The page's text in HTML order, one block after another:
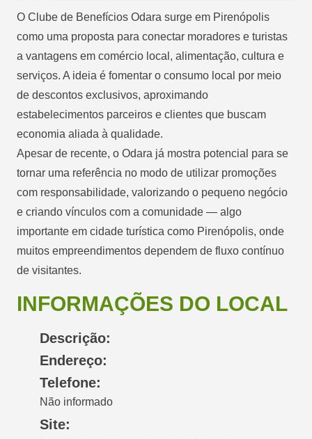
O Clube de Benefícios Odara surge em Pirenópolis
como uma proposta para conectar moradores e turistas
a vantagens em comércio local, alimentação, cultura e
serviços. A ideia é fomentar o consumo local por meio
de descontos exclusivos, aproximando
estabelecimentos parceiros e clientes que buscam
economia aliada à qualidade.
Apesar de recente, o Odara já mostra potencial para se
tornar uma referência no modo de utilizar promoções
com responsabilidade, valorizando o pequeno negócio
e criando vínculos com a comunidade — algo
importante em cidade turística como Pirenópolis, onde
muitos empreendimentos dependem de fluxo contínuo
de visitantes.
INFORMAÇÕES DO LOCAL
Descrição:
Endereço:
Telefone:
Não informado
Site: